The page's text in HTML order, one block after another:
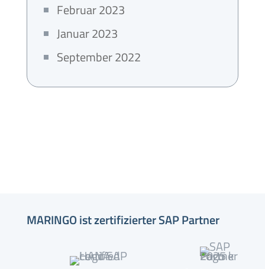
Februar 2023
Januar 2023
September 2022
MARINGO ist zertifizierter SAP Partner